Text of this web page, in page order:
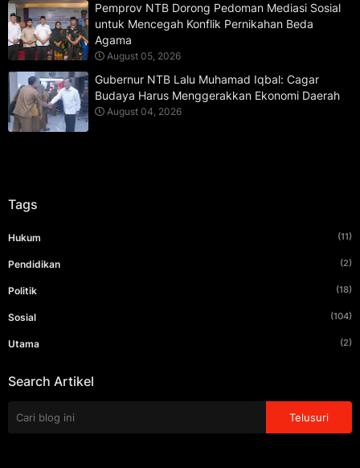
Pemprov NTB Dorong Pedoman Mediasi Sosial
untuk Mencegah Konflik Pernikahan Beda
Agama
August 05, 2026
Gubernur NTB Lalu Muhamad Iqbal: Cagar
Budaya Harus Menggerakkan Ekonomi Daerah
August 04, 2026
Tags
Hukum (11)
Pendidikan (2)
Politik (18)
Sosial (104)
Utama (2)
Search Artikel